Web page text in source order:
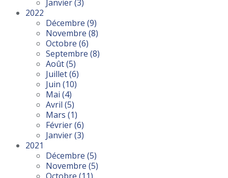
Janvier(3)
2022
Décembre (9)
Novembre (8)
Octobre (6)
Septembre (8)
Août(5)
Juillet(6)
Juin (10)
Mai (4)
Avril (5)
Mars (1)
Février(6)
Janvier(3)
2021
Décembre (5)
Novembre (5)